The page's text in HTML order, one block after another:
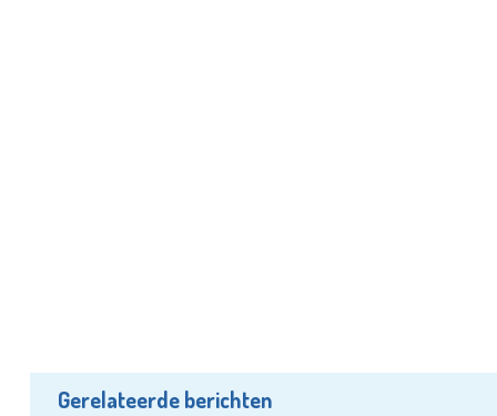
Gerelateerde berichten